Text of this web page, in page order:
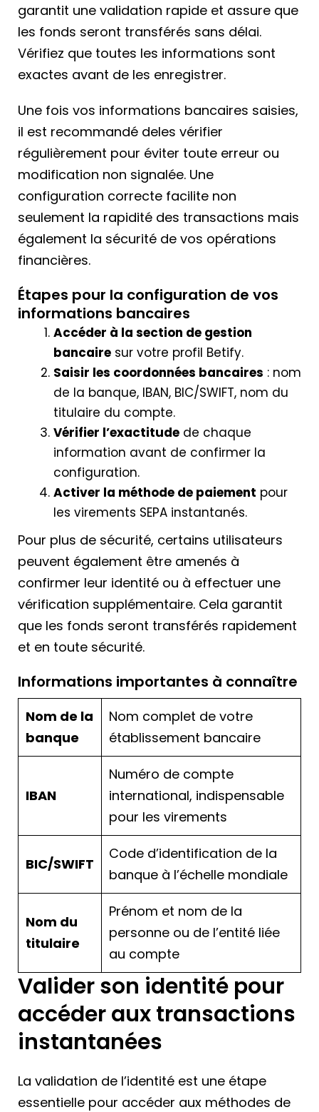
garantit une validation rapide et assure que
les fonds seront transférés sans délai.
Vérifiez que toutes les informations sont
exactes avant de les enregistrer.
Une fois vos informations bancaires saisies,
il est recommandé deles vérifier
régulièrement pour éviter toute erreur ou
modification non signalée. Une
configuration correcte facilite non
seulement la rapidité des transactions mais
également la sécurité de vos opérations
financières.
Étapes pour la configuration de vos
informations bancaires
Accéder à la section de gestion
bancaire sur votre profil Betify.
Saisir les coordonnées bancaires : nom
de la banque, IBAN, BIC/SWIFT, nom du
titulaire du compte.
Vérifier l’exactitude de chaque
information avant de confirmer la
configuration.
Activer la méthode de paiement pour
les virements SEPA instantanés.
Pour plus de sécurité, certains utilisateurs
peuvent également être amenés à
confirmer leur identité ou à effectuer une
vérification supplémentaire. Cela garantit
que les fonds seront transférés rapidement
et en toute sécurité.
Informations importantes à connaître
Nom de la
banque
Nom complet de votre
établissement bancaire
IBAN
Numéro de compte
international, indispensable
pour les virements
BIC/SWIFT
Code d’identification de la
banque à l’échelle mondiale
Nom du
titulaire
Prénom et nom de la
personne ou de l’entité liée
au compte
Valider son identité pour
accéder aux transactions
instantanées
La validation de l’identité est une étape
essentielle pour accéder aux méthodes de